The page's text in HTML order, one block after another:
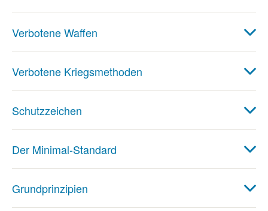
Verbotene Waffen
Verbotene Kriegsmethoden
Schutzzeichen
Der Minimal-Standard
Grundprinzipien